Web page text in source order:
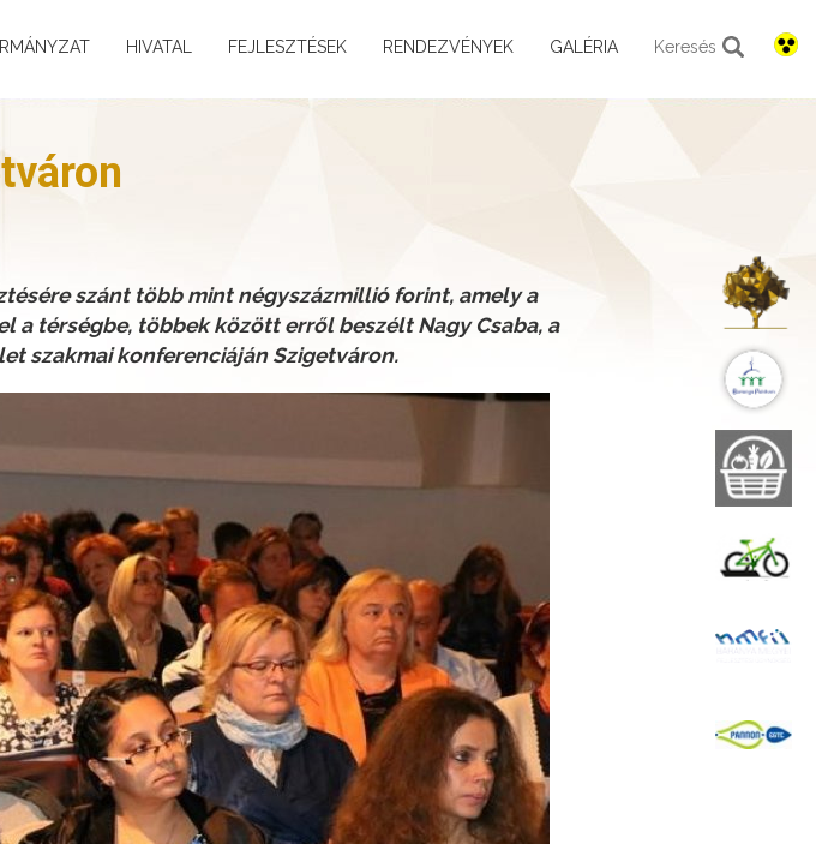
HIVATAL FEJLESZTÉSEK RENDEZVÉNYEK GALÉRIA Keresés
szánt több mint négyszázmillió forint, amely a
a térségbe, többek között erről beszélt Nagy Csaba, a
szakmai konferenciáján Szigetváron.